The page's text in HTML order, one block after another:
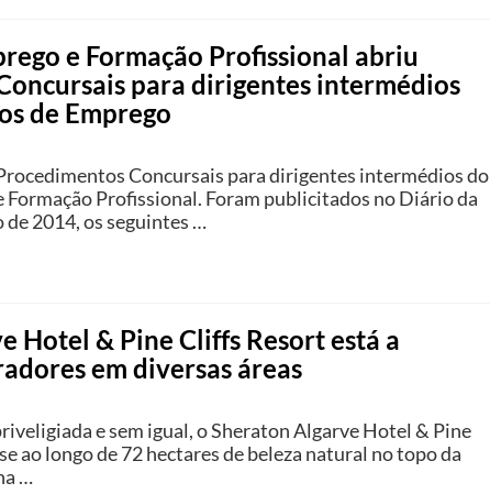
e Formação Profissional abriu
para dirigentes intermédios
de Emprego
Concursais para dirigentes intermédios do
Profissional. Foram publicitados no Diário da
de 2014, os seguintes …
Hotel & Pine Cliffs Resort está a
em diversas áreas
e sem igual, o Sheraton Algarve Hotel & Pine
ao longo de 72 hectares de beleza natural no topo da
…